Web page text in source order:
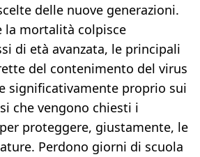
delle nuove generazioni.
la mortalità colpisce
di età avanzata, le principali
del contenimento del virus
significativamente proprio sui
che vengono chiesti i
proteggere, giustamente, le
Perdono giorni di scuola